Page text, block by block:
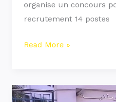
organise un concours
recrutement 14 postes
Read More »
Concours